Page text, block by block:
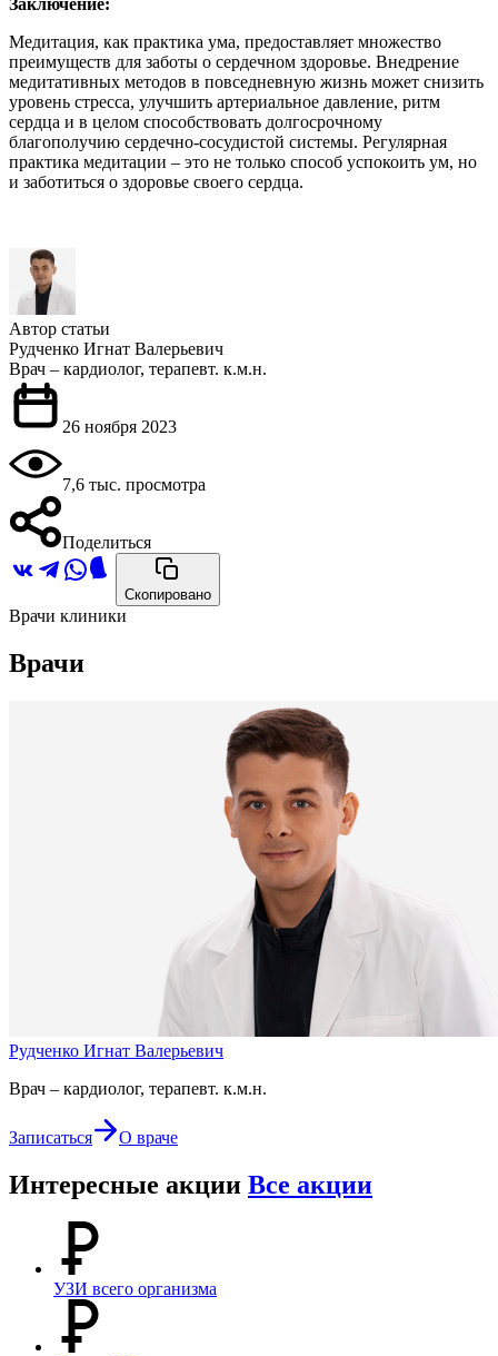
Медитация, как практика ума, предоставляет множество
преимуществ для заботы о сердечном здоровье. Внедрение
медитативных методов в повседневную жизнь может снизить
уровень стресса, улучшить артериальное давление, ритм
сердца и в целом способствовать долгосрочному
благополучию сердечно-сосудистой системы. Регулярная
практика медитации – это не только способ успокоить ум, но
и заботиться о здоровье своего сердца.
Автор статьи
Рудченко Игнат Валерьевич
Врач – кардиолог, терапевт. к.м.н.
26 ноября 2023
7,6 тыс. просмотра
Поделиться
Скопировано
Врачи клиники
Врачи
Рудченко Игнат Валерьевич
Врач – кардиолог, терапевт. к.м.н.
Записаться О враче
Интересные акции Все акции
УЗИ всего организма